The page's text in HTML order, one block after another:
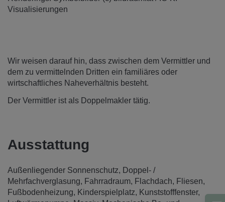
Visualisierungen
Wir weisen darauf hin, dass zwischen dem Vermittler und
dem zu vermittelnden Dritten ein familiäres oder
wirtschaftliches Naheverhältnis besteht.
Der Vermittler ist als Doppelmakler tätig.
Ausstattung
Außenliegender Sonnenschutz
Doppel- /
Mehrfachverglasung
Fahrradraum Flachdach
Fliesen
Fußbodenheizung
Kinderspielplatz
Kunststofffenster